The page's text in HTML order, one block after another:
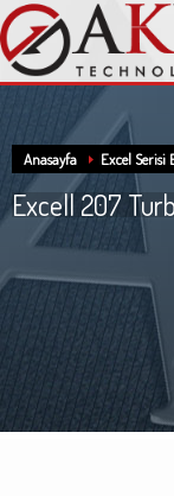
Anasayfa Excel Serisi
Excell 207